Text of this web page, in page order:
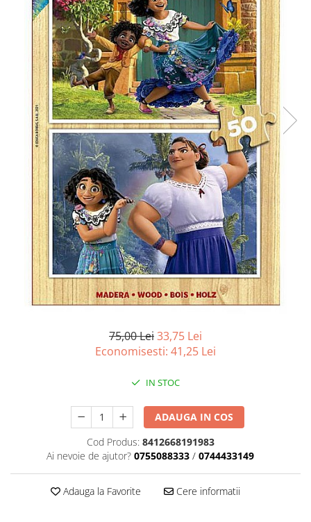
Battletech
Final Girl - solo game
Miniaturi Arkham Horror
Miniaturi HEROCLIX
Accesorii pentru boardgames
Protectii carti (Sleeves)
Playmats
Deck Boxes/Cutii pentru carti
Portofolii/ Clasoare pentru carti
The Army Painter
Organizatoare
Zaruri
Carti
Carti de joc
Alte produse Hobby
Cani/Pahare
Brelocuri
75,00 Lei33,75 Lei
Economisesti: 41,25 Lei
IN STOC
ADAUGA IN COS
Cod Produs: 8412668191983
Ai nevoie de ajutor? 0755088333 / 0744433149
Adauga la Favorite Cere informatii